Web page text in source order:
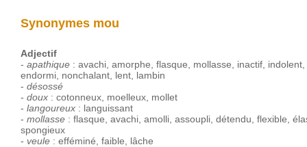
Synonymes mou
Adjectif
- apathique: avachi, amorphe flasque mollasse inactif, indolent,
endormi, nonchalant, lent, lambin
- désossé
- doux: cotonneux, moelleux, mollet
- langoureux: languissant
- mollasse: flasque avachi, amolli, assoupli, détendu flexible
spongieux
- veule: efféminé faible lâche